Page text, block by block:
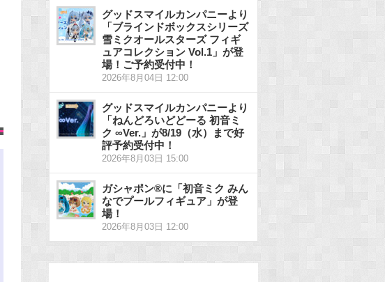
グッドスマイルカンパニーより
「ブラインドボックスシリーズ
雪ミクオールスターズ フィギ
ュアコレクション Vol.1」が登
場！ご予約受付中！
2026年8月04日 12:00
グッドスマイルカンパニーより
「ねんどろいどどーる 初音ミ
ク ∞Ver.」が8/19（水）まで好
評予約受付中！
2026年8月03日 15:00
ガシャポン®に「初音ミク みん
なでプールフィギュア」が登
場！
2026年8月03日 12:00